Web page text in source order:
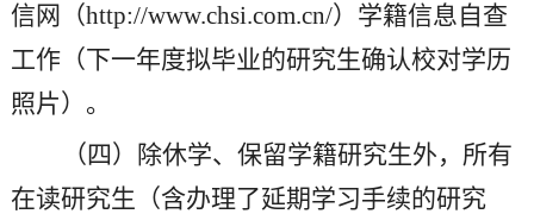
信网（http://www.chsi.com.cn/）学籍信息自查
工作（下一年度拟毕业的研究生确认校对学历
照片）。
（四）除休学、保留学籍研究生外，所有
在读研究生 （含办理了延期学习手续的研究